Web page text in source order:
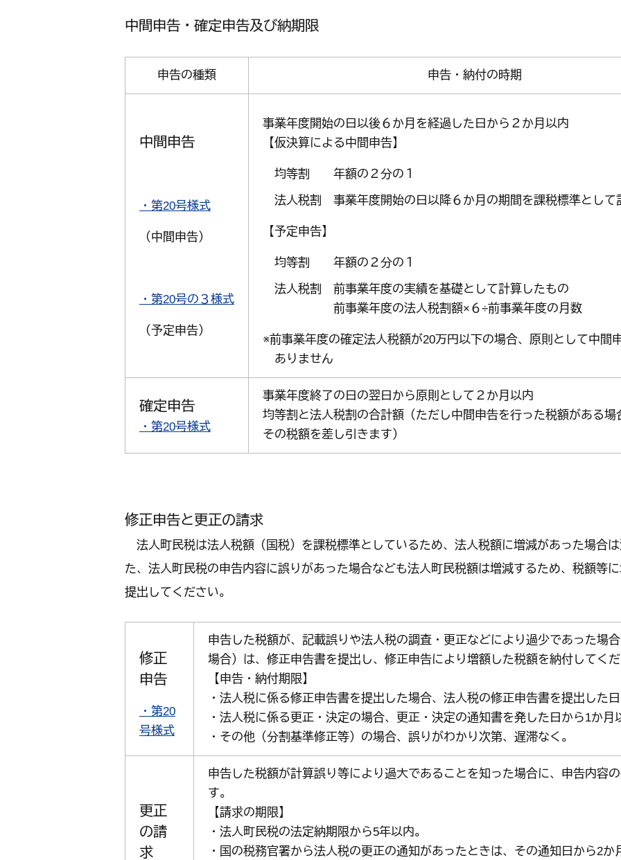
中間申告・確定申告及び納期限
申告の種類 申告・納付の時期
中間申告
・第20号様式
（中間申告）
・第20号の３様式
（予定申告）
事業年度開始の日以後６か月を経過した日から２か月以内
【仮決算による中間申告】
均等割 年額の２分の１
法人税割 事業年度開始の日以降６か月の期間を課税標準として
【予定申告】
均等割 年額の２分の１
法人税割 前事業年度の実績を基礎として計算したもの
前事業年度の法人税割額×６÷前事業年度の月数
※前事業年度の確定法人税額が20万円以下の場合、原則として中間
ありません
確定申告
・第20号様式
事業年度終了の日の翌日から原則として２か月以内
均等割と法人税割の合計額（ただし中間申告を行った税額がある場
その税額を差し引きます）
修正申告と更正の請求
法人町民税は法人税額（国税）を課税標準としているため、法人税額に増減があった場合
た、法人町民税の申告内容に誤りがあった場合なども法人町民税額は増減するため、税額等
提出してください。
修正
申告
・第20
号様式
申告した税額が、記載誤りや法人税の調査・更正などにより過少であった場
場合）は、修正申告書を提出し、修正申告により増額した税額を納付してくだ
【申告・納付期限】
・法人税に係る修正申告書を提出した場合、法人税の修正申告書を提出した日
・法人税に係る更正・決定の場合、更正・決定の通知書を発した日から1か月
・その他（分割基準修正等）の場合、誤りがわかり次第、遅滞なく。
更正
の請
求
申告した税額が計算誤り等により過大であることを知った場合に、申告内容
す。
【請求の期限】
・法人町民税の法定納期限から5年以内。
・国の税務官署から法人税の更正の通知があったときは、その通知日から2